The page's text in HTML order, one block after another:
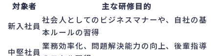
対象者
主な研修目的
新入社員
社会人としてのビジネスマナーや、自社の基
本ルールの習得
中堅社員
業務効率化、問題解決能力の向上、後輩指導